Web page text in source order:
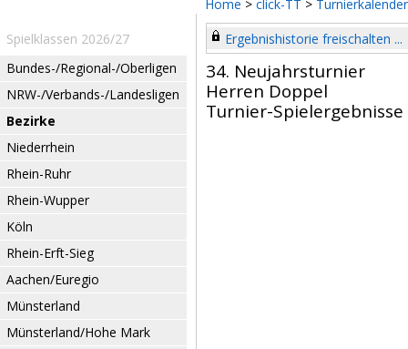
Home > click-TT > Turnierkalender
Spielklassen 2026/27
Bundes-/Regional-/Oberligen
NRW-/Verbands-/Landesligen
Bezirke
Niederrhein
Rhein-Ruhr
Rhein-Wupper
Köln
Rhein-Erft-Sieg
Aachen/Euregio
Münsterland
Münsterland/Hohe Mark
Ergebnishistorie freischalten ...
34. Neujahrsturnier
Herren Doppel
Turnier-Spielergebnisse